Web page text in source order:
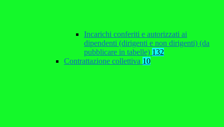
Incarichi conferiti e autorizzati ai
dipendenti (dirigenti e non dirigenti) (da
pubblicare in tabelle) 132
Contrattazione collettiva 10